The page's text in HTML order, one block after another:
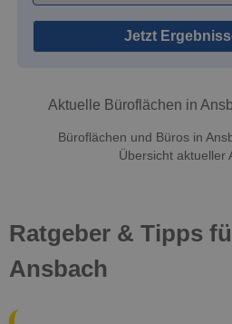
Jetzt
Aktuelle Büroflächen in
Büroflächen und Büros in
Übersicht aktueller
Ratgeber & Tipps
Ansbach